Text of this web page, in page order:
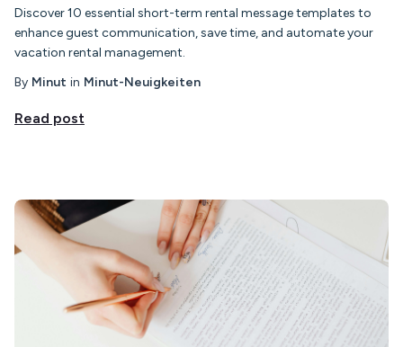
Discover 10 essential short-term rental message templates to
enhance guest communication, save time, and automate your
vacation rental management.
By Minut in Minut-Neuigkeiten
Read post